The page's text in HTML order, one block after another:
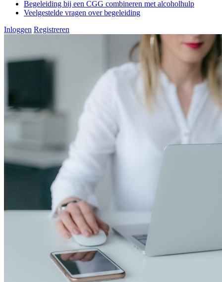
Begeleiding bij een CGG combineren met alcoholhulp
Veelgestelde vragen over begeleiding
Inloggen Registreren